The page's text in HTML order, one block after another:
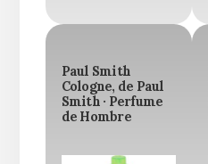
Paul Smith
Cologne, de Paul
Smith · Perfume
de Hombre